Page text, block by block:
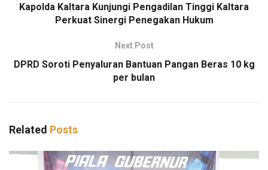
Kapolda Kaltara Kunjungi Pengadilan Tinggi Kaltara
Perkuat Sinergi Penegakan Hukum
Next Post
DPRD Soroti Penyaluran Bantuan Pangan Beras 10 kg
per bulan
Related Posts